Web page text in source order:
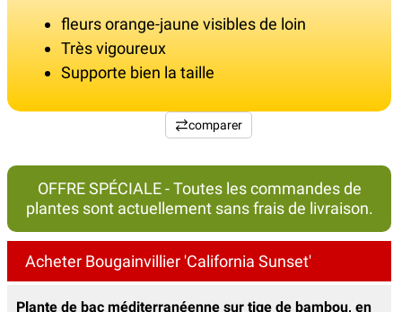
fleurs orange-jaune visibles de loin
Très vigoureux
Supporte bien la taille
comparer
OFFRE SPÉCIALE - Toutes les commandes de
plantes sont actuellement sans frais de livraison.
Acheter Bougainvillier 'California Sunset'
Plante de bac méditerranéenne sur tige de bambou, en